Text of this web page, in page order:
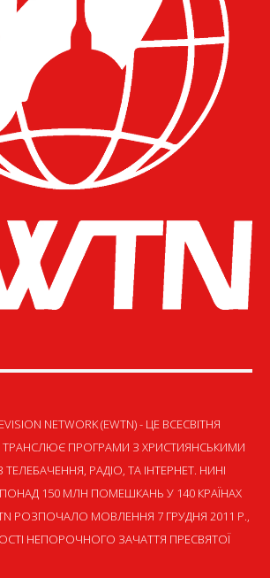
NETWORK (EWTN) - ЦЕ ВСЕСВІТНЯ
ТРАНСЛЮЄ ПРОГРАМИ З ХРИСТИЯНСЬКИМИ
РАДІО, ТА ІНТЕРНЕТ. НИНІ
150 МЛН ПОМЕШКАНЬ У 140 КРАЇНАХ
РОЗПОЧАЛО МОВЛЕННЯ 7 ГРУДНЯ 2011 Р.,
НЕПОРОЧНОГО ЗАЧАТТЯ ПРЕСВЯТОЇ